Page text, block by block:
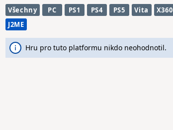
Všechny PC PS1 PS4 PS5 Vita X360
J2ME
Hru pro tuto platformu nikdo neohodnotil.